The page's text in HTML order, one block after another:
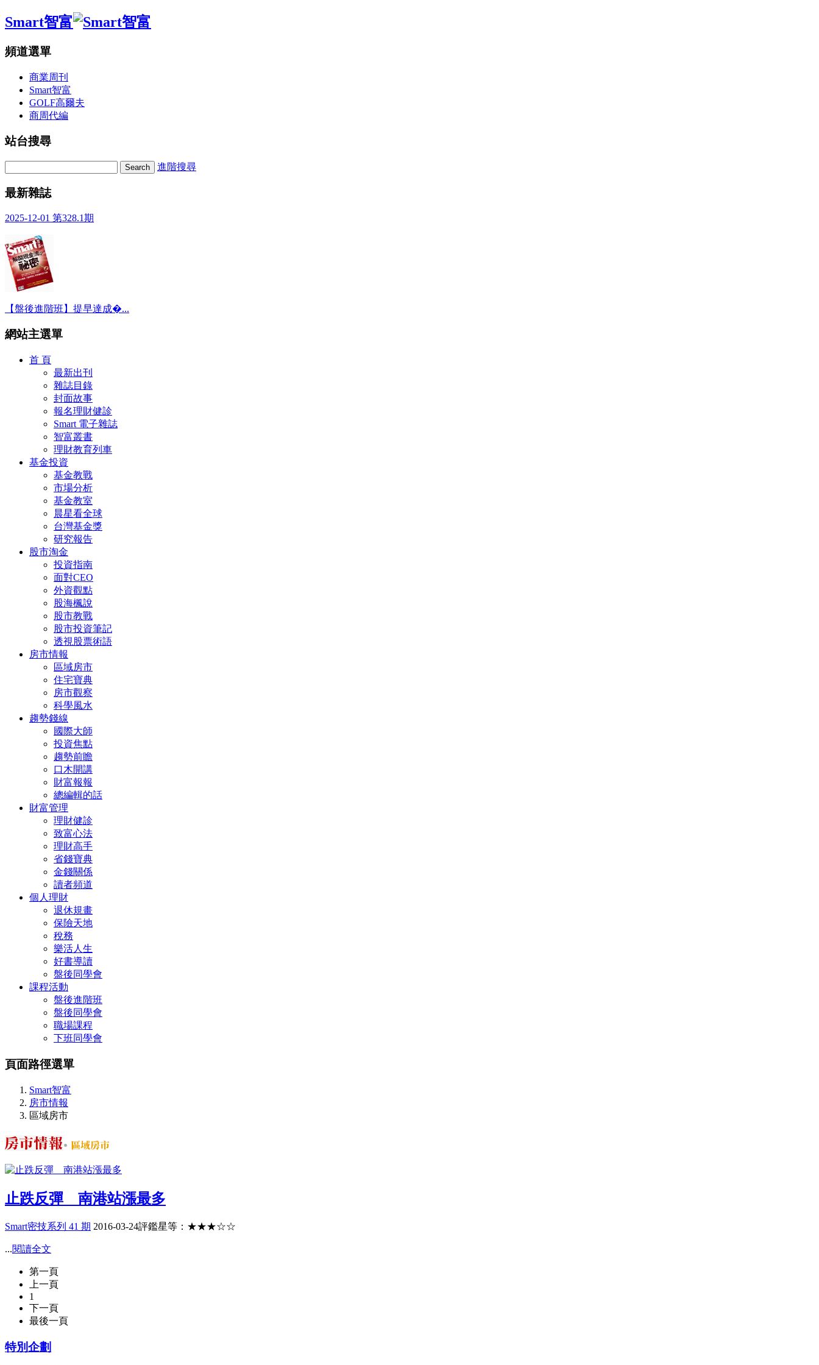
Smart智富
頻道選單
商業周刊
Smart智富
GOLF高爾夫
商周代編
站台搜尋
進階搜尋
最新雜誌
2025-12-01 第328.1期
【盤後進階班】提早達成�...
網站主選單
首 頁
最新出刊
雜誌目錄
封面故事
報名理財健診
Smart 電子雜誌
智富叢書
理財教育列車
基金投資
基金教戰
市場分析
基金教室
晨星看全球
台灣基金獎
研究報告
股市淘金
投資指南
面對CEO
外資觀點
股海楓說
股市教戰
股市投資筆記
透視股票術語
房市情報
區域房市
住宅寶典
房市觀察
科學風水
趨勢錢線
國際大師
投資焦點
趨勢前瞻
口木開講
財富報報
總編輯的話
財富管理
理財健診
致富心法
理財高手
省錢寶典
金錢關係
讀者頻道
個人理財
退休規畫
保險天地
稅務
樂活人生
好書導讀
盤後同學會
課程活動
盤後進階班
盤後同學會
職場課程
下班同學會
頁面路徑選單
Smart智富
房市情報
區域房市
止跌反彈 南港站漲最多
Smart密技系列 41 期 2016-03-24評鑑星等：★★★☆☆
...閱讀全文
第一頁
上一頁
1
下一頁
最後一頁
特別企劃